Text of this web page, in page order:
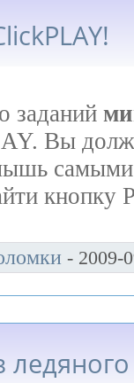
заданий
Вы
кнопку
- 2009-